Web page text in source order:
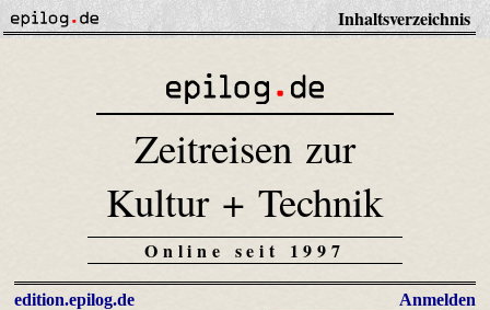
Inhaltsverzeichnis
Zeitreisen zur
Kultur + Technik
Online seit 1997
edition.epilog.de
Anmelden